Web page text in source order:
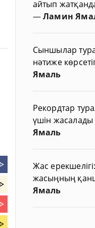
айтып
—Ламин
Сыншылар
нәтиже
Ямаль
Рекордтар
үшін
Ямаль
Жас
жасыңның
Ямаль